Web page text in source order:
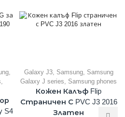
S4
Galaxy J3, Samsung, Samsung
Galaxy J series
Samsung phones
Кожен Калъф Flip
Страничен С PVC J3 2016
Златен